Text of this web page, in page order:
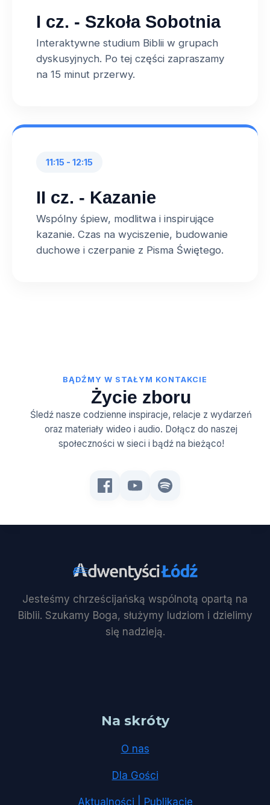
I cz. - Szkoła Sobotnia
Interaktywne studium Biblii w grupach
dyskusyjnych. Po tej części zapraszamy
na 15 minut przerwy.
11:15 - 12:15
II cz. - Kazanie
Wspólny śpiew, modlitwa i inspirujące
kazanie. Czas na wyciszenie, budowanie
duchowe i czerpanie z Pisma Świętego.
BĄDŹMY W STAŁYM KONTAKCIE
Życie zboru
Śledź nasze codzienne inspiracje, relacje z wydarzeń
oraz materiały wideo i audio. Dołącz do naszej
społeczności w sieci i bądź na bieżąco!
Jesteśmy chrześcijańską wspólnotą opartą na
Biblii. Szukamy Boga, służymy ludziom i dzielimy
się nadzieją.
Na skróty
O nas
Dla Gości
Aktualności | Publikacje